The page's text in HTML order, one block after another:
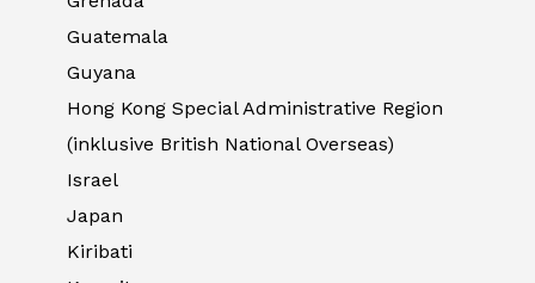
Guatemala
Guyana
Hong Kong Special Administrative Region
(inklusive British National Overseas)
Israel
Japan
Kiribati